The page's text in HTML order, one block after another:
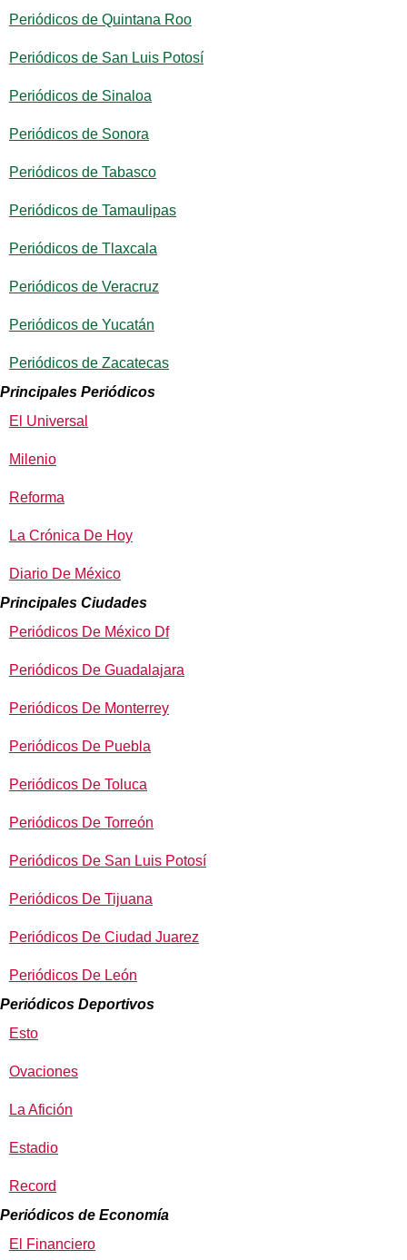
Periódicos de Quintana Roo
Periódicos de San Luis Potosí
Periódicos de Sinaloa
Periódicos de Sonora
Periódicos de Tabasco
Periódicos de Tamaulipas
Periódicos de Tlaxcala
Periódicos de Veracruz
Periódicos de Yucatán
Periódicos de Zacatecas
Principales Periódicos
El Universal
Milenio
Reforma
La Crónica De Hoy
Diario De México
Principales Ciudades
Periódicos De México Df
Periódicos De Guadalajara
Periódicos De Monterrey
Periódicos De Puebla
Periódicos De Toluca
Periódicos De Torreón
Periódicos De San Luis Potosí
Periódicos De Tijuana
Periódicos De Ciudad Juarez
Periódicos De León
Periódicos Deportivos
Esto
Ovaciones
La Afición
Estadio
Record
Periódicos de Economía
El Financiero